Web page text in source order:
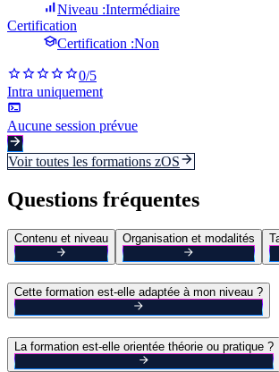
Niveau :Intermédiaire
Certification
Certification :Non
0/5
Intra uniquement
Aucune session prévue
Voir toutes les formations zOS
Questions fréquentes
Contenu et niveau Organisation et modalités
Cette formation est-elle adaptée à mon niveau ?
La formation est-elle orientée théorie ou pratique ?